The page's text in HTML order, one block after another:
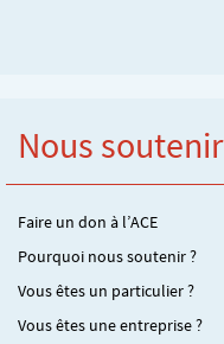
Nous soutenir
Faire un don à l’ACE
Pourquoi nous soutenir ?
Vous êtes un particulier ?
Vous êtes une entreprise ?